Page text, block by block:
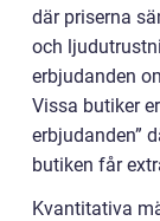
där priserna
och
erbjudanden
Vissa butiker
erbjudanden”
butiken får
Kvantitativa